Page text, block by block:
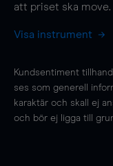
att priset ska move.
Visa instrument
Kundsentiment
ses som generell
karaktär och skall ej
och bör ej ligga till